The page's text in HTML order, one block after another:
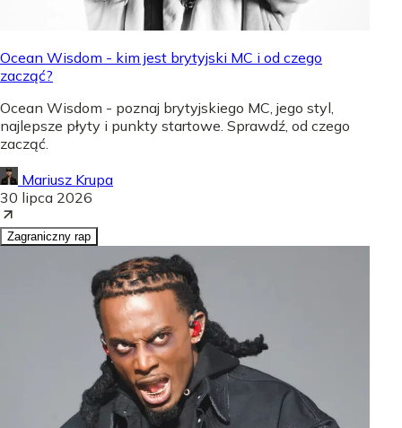
Ocean Wisdom - kim jest brytyjski MC i od czego
zacząć?
Ocean Wisdom - poznaj brytyjskiego MC, jego styl,
najlepsze płyty i punkty startowe. Sprawdź, od czego
zacząć.
Mariusz Krupa
30 lipca 2026
Zagraniczny rap